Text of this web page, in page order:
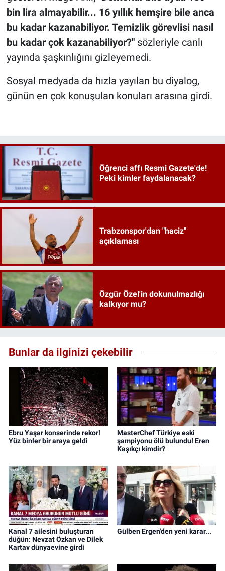
bin lira almayabilir... 16 yıllık hemşire bile anca
bu kadar kazanabiliyor. Temizlik görevlisi nasıl
bu kadar çok kazanabiliyor?"sözleriyle canlı
yayında şaşkınlığını gizleyemedi.
Sosyal medyada da hızla yayılan bu diyalog,
günün en çok konuşulan konuları arasına girdi.
Öğrenci affı Resmi Gazete'de!
Peki kimler faydalanacak?
Trabzonspor'dan "haciz"
açıklaması
Özgür Özel'in dokunulmazlığı
kalkıyor mu?
Bunlar da ilginizi çekebilir
Ebru Yaşar konserinde rekor!
Yüz binler bir araya geldi
MasterChef Türkiye eski
şampiyonu ölü bulundu! Eren
Kaşıkçı kimdir?
Kanal 7 ailesini buluşturan
düğün: Nevzat Özkan ve Dilek
Kartav dünyaevine girdi
Gülben Ergen'den yeni karar...